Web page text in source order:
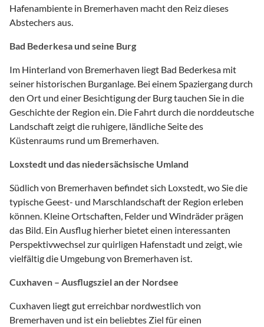
Hafenambiente in Bremerhaven macht den Reiz dieses
Abstechers aus.
Bad Bederkesa und seine Burg
Im Hinterland von Bremerhaven liegt Bad Bederkesa mit
seiner historischen Burganlage. Bei einem Spaziergang durch
den Ort und einer Besichtigung der Burg tauchen Sie in die
Geschichte der Region ein. Die Fahrt durch die norddeutsche
Landschaft zeigt die ruhigere, ländliche Seite des
Küstenraums rund um Bremerhaven.
Loxstedt und das niedersächsische Umland
Südlich von Bremerhaven befindet sich Loxstedt, wo Sie die
typische Geest- und Marschlandschaft der Region erleben
können. Kleine Ortschaften, Felder und Windräder prägen
das Bild. Ein Ausflug hierher bietet einen interessanten
Perspektivwechsel zur quirligen Hafenstadt und zeigt, wie
vielfältig die Umgebung von Bremerhaven ist.
Cuxhaven – Ausflugsziel an der Nordsee
Cuxhaven liegt gut erreichbar nordwestlich von
Bremerhaven und ist ein beliebtes Ziel für einen